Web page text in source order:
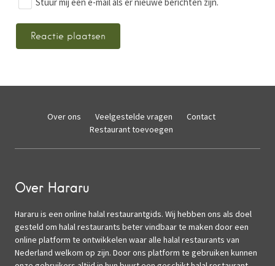
Stuur mij een e-mail als er nieuwe berichten zijn.
Over ons Veelgestelde vragen
Contact
Restaurant toevoegen
Over Hararu
Hararu is een online halal restaurantgids. Wij hebben ons als doel
gesteld om halal restaurants beter vindbaar te maken door een
online platform te ontwikkelen waar alle halal restaurants van
Nederland welkom op zijn. Door ons platform te gebruiken kunnen